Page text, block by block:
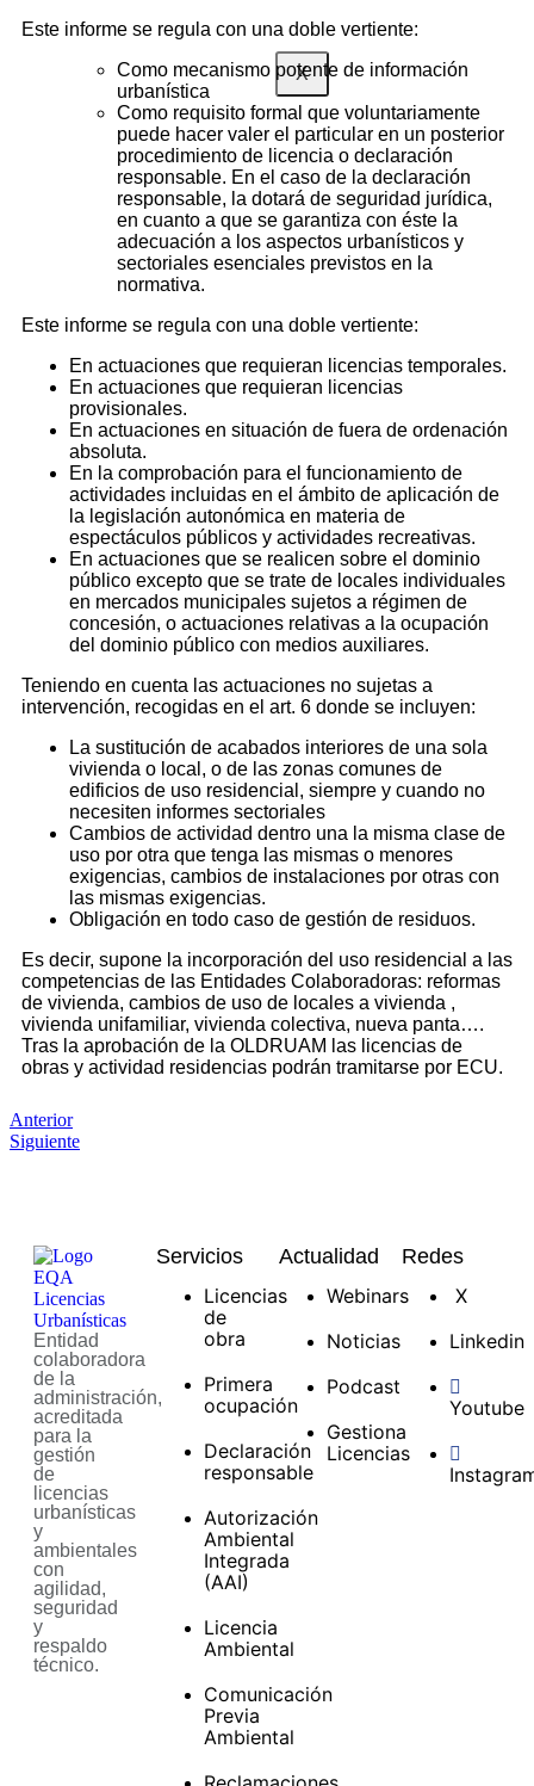
X
Este informe se regula con una doble vertiente:
Como mecanismo potente de información
urbanística
Como requisito formal que voluntariamente
puede hacer valer el particular en un posterior
procedimiento de licencia o declaración
responsable. En el caso de la declaración
responsable, la dotará de seguridad jurídica,
en cuanto a que se garantiza con éste la
adecuación a los aspectos urbanísticos y
sectoriales esenciales previstos en la
normativa.
Este informe se regula con una doble vertiente:
En actuaciones que requieran licencias temporales.
En actuaciones que requieran licencias
provisionales.
En actuaciones en situación de fuera de ordenación
absoluta.
En la comprobación para el funcionamiento de
actividades incluidas en el ámbito de aplicación de
la legislación autonómica en materia de
espectáculos públicos y actividades recreativas.
En actuaciones que se realicen sobre el dominio
público excepto que se trate de locales individuales
en mercados municipales sujetos a régimen de
concesión, o actuaciones relativas a la ocupación
del dominio público con medios auxiliares.
Teniendo en cuenta las actuaciones no sujetas a
intervención, recogidas en el art. 6 donde se incluyen:
La sustitución de acabados interiores de una sola
vivienda o local, o de las zonas comunes de
edificios de uso residencial, siempre y cuando no
necesiten informes sectoriales
Cambios de actividad dentro una la misma clase de
uso por otra que tenga las mismas o menores
exigencias, cambios de instalaciones por otras con
las mismas exigencias.
Obligación en todo caso de gestión de residuos.
Es decir, supone la incorporación del uso residencial a las
competencias de las Entidades Colaboradoras: reformas
de vivienda, cambios de uso de locales a vivienda ,
vivienda unifamiliar, vivienda colectiva, nueva panta….
Tras la aprobación de la OLDRUAM las licencias de
obras y actividad residencias podrán tramitarse por ECU.
Anterior
Siguiente
Entidad
colaboradora
de la
administración,
acreditada
para la
gestión
de
licencias
urbanísticas
y
ambientales
con
agilidad,
seguridad
y
respaldo
técnico.
Servicios
Licencias
de
obra
Primera
ocupación
Declaración
responsable
Autorización
Ambiental
Integrada
(AAI)
Licencia
Ambiental
Comunicación
Previa
Ambiental
Actualidad
Webinars
Noticias
Podcast
Gestiona
Licencias
Redes
X
Linkedin
Youtube